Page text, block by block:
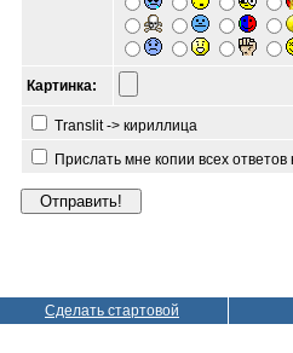
Картинка:
Translit -> кириллица
Прислать мне копии всех
Сделать стартовой